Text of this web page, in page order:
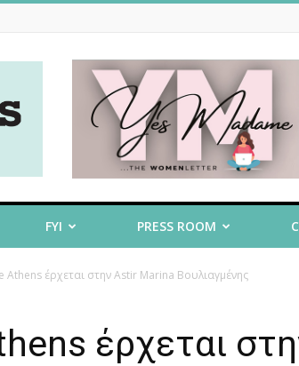
FYI PRESS ROOM
Athens έρχεται στην Astir Marina Βουλιαγμένης
έρχεται